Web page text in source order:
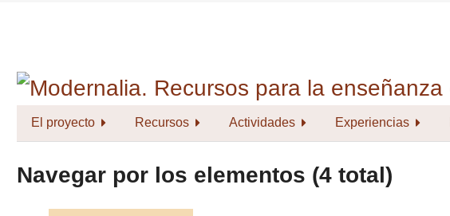
El proyecto Recursos Actividades Experiencias
Navegar por los elementos (4 total)